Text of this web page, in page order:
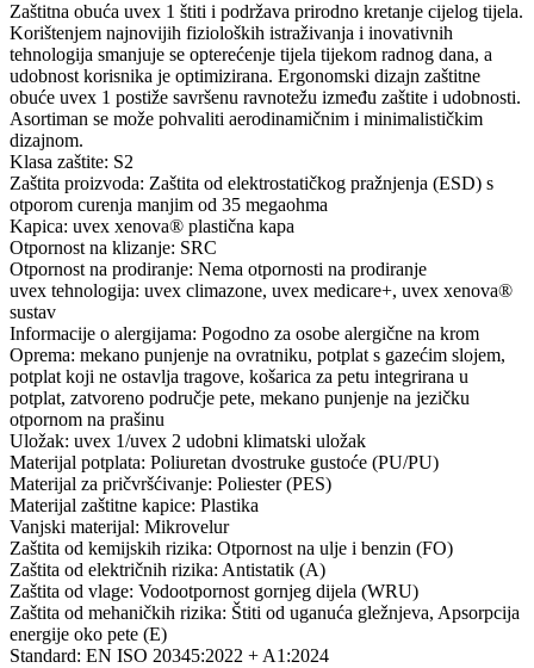
Zaštitna obuća uvex 1 štiti i podržava prirodno kretanje cijelog tijela.
Korištenjem najnovijih fizioloških istraživanja i inovativnih
tehnologija smanjuje se opterećenje tijela tijekom radnog dana, a
udobnost korisnika je optimizirana. Ergonomski dizajn zaštitne
obuće uvex 1 postiže savršenu ravnotežu između zaštite i udobnosti.
Asortiman se može pohvaliti aerodinamičnim i minimalističkim
dizajnom.
Klasa zaštite: S2
Zaštita proizvoda: Zaštita od elektrostatičkog pražnjenja (ESD) s
otporom curenja manjim od 35 megaohma
Kapica: uvex xenova® plastična kapa
Otpornost na klizanje: SRC
Otpornost na prodiranje: Nema otpornosti na prodiranje
uvex tehnologija: uvex climazone, uvex medicare+, uvex xenova®
sustav
Informacije o alergijama: Pogodno za osobe alergične na krom
Oprema: mekano punjenje na ovratniku, potplat s gazećim slojem,
potplat koji ne ostavlja tragove, košarica za petu integrirana u
potplat, zatvoreno područje pete, mekano punjenje na jezičku
otpornom na prašinu
Uložak: uvex 1/uvex 2 udobni klimatski uložak
Materijal potplata: Poliuretan dvostruke gustoće (PU/PU)
Materijal za pričvršćivanje: Poliester (PES)
Materijal zaštitne kapice: Plastika
Vanjski materijal: Mikrovelur
Zaštita od kemijskih rizika: Otpornost na ulje i benzin (FO)
Zaštita od električnih rizika: Antistatik (A)
Zaštita od vlage: Vodootpornost gornjeg dijela (WRU)
Zaštita od mehaničkih rizika: Štiti od uganuća gležnjeva, Apsorpcija
energije oko pete (E)
Standard: EN ISO 20345:2022 + A1:2024